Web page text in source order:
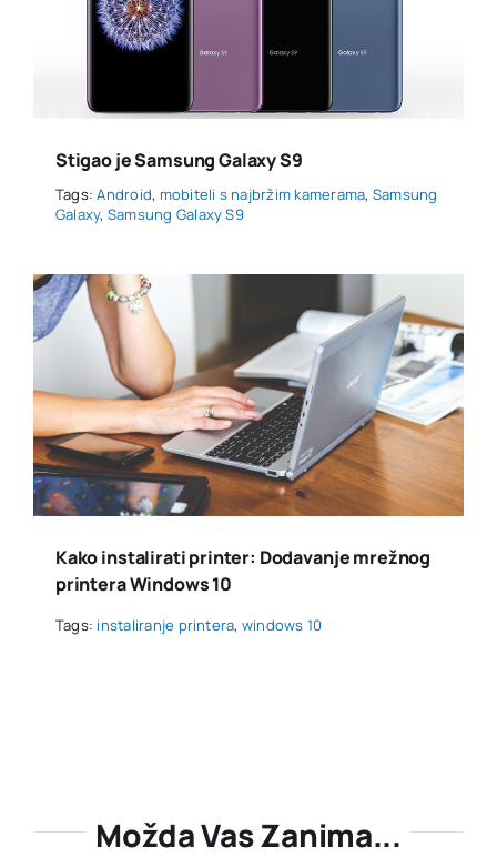
Stigao je Samsung Galaxy S9
Tags:Android, mobiteli s najbržim kamerama, Samsung
Galaxy, Samsung Galaxy S9
Kako instalirati printer: Dodavanje mrežnog
printera Windows 10
Tags: instaliranje printera, windows 10
Možda Vas Zanima...